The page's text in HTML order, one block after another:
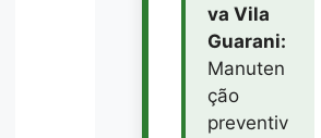
va Vila
Guarani:
Manuten
ção
preventiv